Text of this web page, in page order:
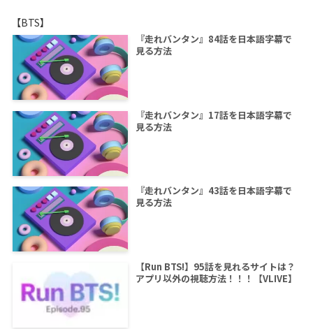
【BTS】
『走れバンタン』84話を日本語字幕で
見る方法
『走れバンタン』17話を日本語字幕で
見る方法
『走れバンタン』43話を日本語字幕で
見る方法
【Run BTS!】95話を見れるサイトは？
アプリ以外の視聴方法！！！【VLIVE】